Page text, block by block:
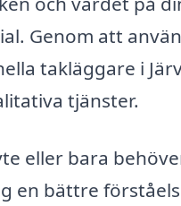
Genom att
takläggare i
tjänster.
eller bara
en bättre